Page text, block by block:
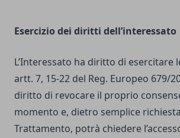
Esercizio dei diritti dell’interessato
L’Interessato ha diritto di esercitare
artt. 7, 15-22 del Reg. Europeo 679/
diritto di revocare il proprio
momento e, dietro semplice
Trattamento, potrà chiedere